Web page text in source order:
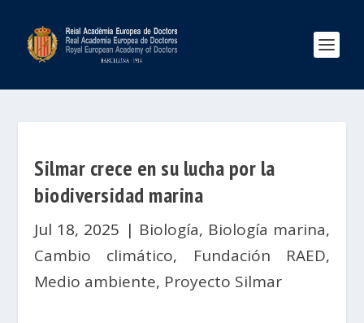
Silmar crece en su lucha por la
biodiversidad marina
Jul 18, 2025 | Biología, Biología marina,
Cambio climático, Fundación RAED,
Medio ambiente, Proyecto Silmar